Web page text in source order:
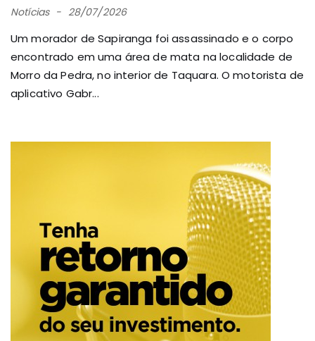
Notícias 28/07/2026
Um morador de Sapiranga foi assassinado e o corpo
encontrado em uma área de mata na localidade de
Morro da Pedra, no interior de Taquara. O motorista de
aplicativo Gabr...